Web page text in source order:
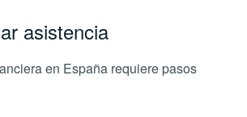
asistencia
en España requiere pasos